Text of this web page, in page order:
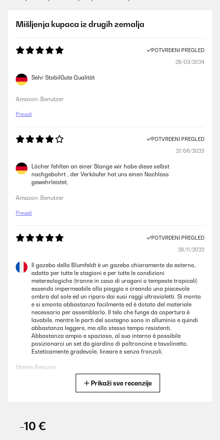
Mišljenja kupaca iz drugih zemalja
POTVRĐENI PREGLED
29/03/2024
Sehr StabilGute Qualität
Amazon-Benutzer
Prevedi
POTVRĐENI PREGLED
27/06/2023
Löcher fehlten an einer Stange wir habe diese selbst
nachgebohrt , der Verkäufer hat uns einen Nachlass
gewehrleistet,
Amazon-Benutzer
Prevedi
POTVRĐENI PREGLED
28/11/2022
Il gazebo della Blumfeldt è un gazebo chiaramente da esterno,
adatto per tutte le stagioni e per tutte le condizioni
metereologiche (tranne in caso di uragani o tempeste tropicali)
essendo impermeabile alla pioggia e creando una piacevole
ombra dal sole ed un riparo dai suoi raggi ultravioletti. Si monta
e si smonta abbastanza facilmente ed è dotato del materiale
necessario per assemblarlo. Il telo che funge da copertura è
lavabile, mentre le parti del sostegno sono in alluminio e quindi
abbastanza leggere, ma allo stesso tempo resistenti.
Abbastanza ampio e spazioso, al suo interno è possibile
posizionarci un set da giardino di poltroncine e tavolinetto.
Esteticamente gradevole, lineare e senza fronzoli.
Utente Amazon
Prikaži sve recenzije
-10 €